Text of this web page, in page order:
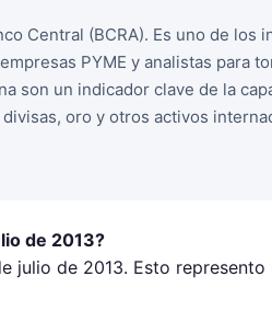
Central (BCRA). Es uno de los
PYME y analistas para
son un indicador clave de la
oro y otros activos
de 2013?
julio de 2013. Esto